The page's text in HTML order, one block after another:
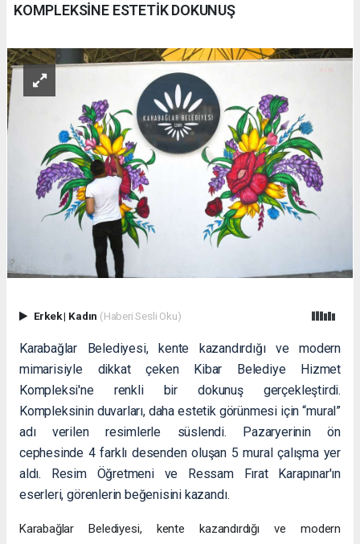
KOMPLEKSİNE ESTETİK DOKUNUŞ
Erkek| Kadın (Haberi Sesli Oku)
Karabağlar Belediyesi, kente kazandırdığı ve modern
mimarisiyle dikkat çeken Kibar Belediye Hizmet
Kompleksi'ne renkli bir dokunuş gerçekleştirdi.
Kompleksinin duvarları, daha estetik görünmesi için “mural”
adı verilen resimlerle süslendi. Pazaryerinin ön
cephesinde 4 farklı desenden oluşan 5 mural çalışma yer
aldı. Resim Öğretmeni ve Ressam Fırat Karapınar'ın
eserleri, görenlerin beğenisini kazandı.
Karabağlar Belediyesi, kente kazandırdığı ve modern